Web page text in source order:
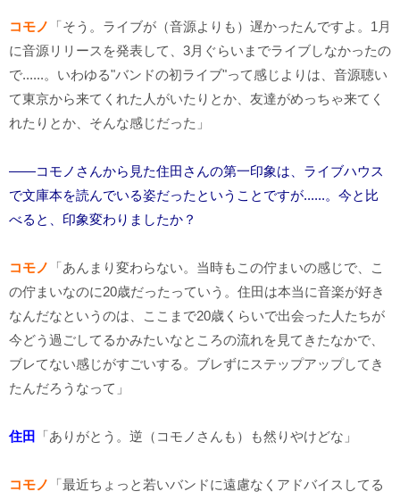
コモノ
「そう。ライブが（音源よりも）遅かったんですよ。1月
に音源リリースを発表して、3月ぐらいまでライブしなかったの
で......。いわゆる"バンドの初ライブ"って感じよりは、音源聴い
て東京から来てくれた人がいたりとか、友達がめっちゃ来てく
れたりとか、そんな感じだった」
――コモノさんから見た住田さんの第一印象は、ライブハウス
で文庫本を読んでいる姿だったということですが......。今と比
べると、印象変わりましたか？
コモノ
「あんまり変わらない。当時もこの佇まいの感じで、こ
の佇まいなのに20歳だったっていう。住田は本当に音楽が好き
なんだなというのは、ここまで20歳くらいで出会った人たちが
今どう過ごしてるかみたいなところの流れを見てきたなかで、
ブレてない感じがすごいする。ブレずにステップアップしてき
たんだろうなって」
住田 「ありがとう。逆（コモノさんも）も然りやけどな」
コモノ
「最近ちょっと若いバンドに遠慮なくアドバイスしてる